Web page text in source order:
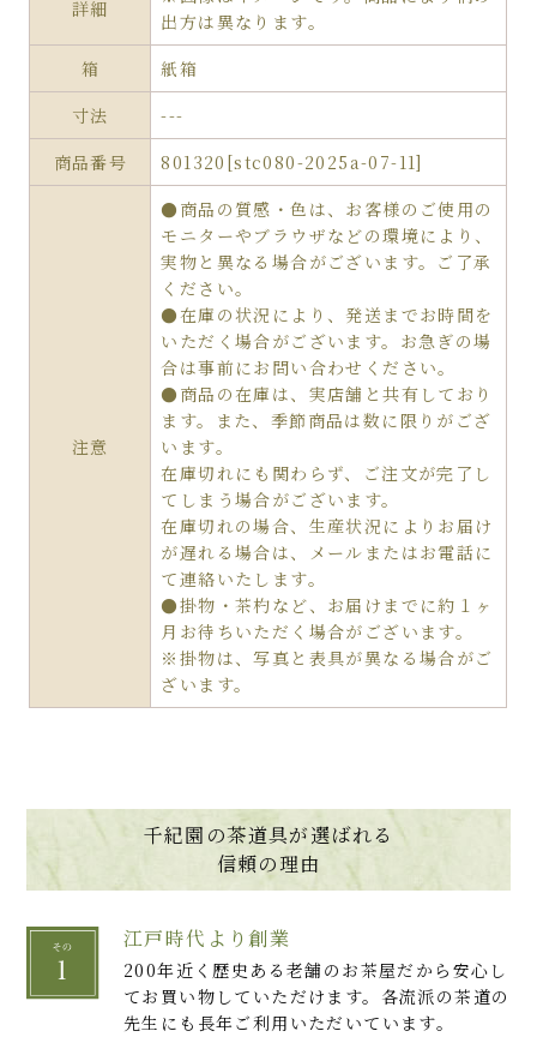
詳細
出方は異なります。
箱
紙箱
寸法
---
商品番号
801320[stc080-2025a-07-11]
注意
●商品の質感・色は、お客様のご使用の
モニターやブラウザなどの環境により、
実物と異なる場合がございます。ご了承
ください。
●在庫の状況により、発送までお時間を
いただく場合がございます。お急ぎの場
合は事前にお問い合わせください。
●商品の在庫は、実店舗と共有しており
ます。また、季節商品は数に限りがござ
います。
在庫切れにも関わらず、ご注文が完了し
てしまう場合がございます。
在庫切れの場合、生産状況によりお届け
が遅れる場合は、メールまたはお電話に
て連絡いたします。
●掛物・茶杓など、お届けまでに約１ヶ
月お待ちいただく場合がございます。
※掛物は、写真と表具が異なる場合がご
ざいます。
千紀園の茶道具が選ばれる
信頼の理由
江戸時代より創業
200年近く歴史ある老舗のお茶屋だから安心し
てお買い物していただけます。各流派の茶道の
先生にも長年ご利用いただいています。